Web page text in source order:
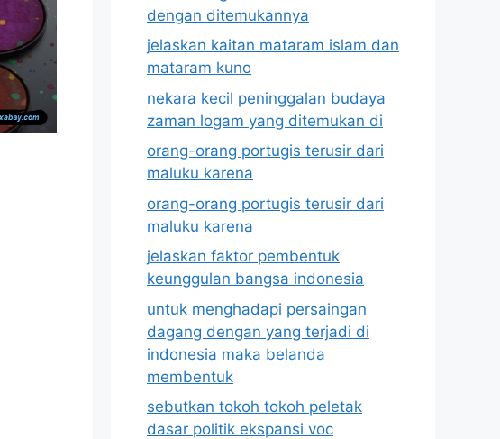
dengan ditemukannya
jelaskan kaitan mataram islam dan
mataram kuno
nekara kecil peninggalan budaya
zaman logam yang ditemukan di
orang-orang portugis terusir dari
maluku karena
orang-orang portugis terusir dari
maluku karena
jelaskan faktor pembentuk
keunggulan bangsa indonesia
untuk menghadapi persaingan
dagang dengan yang terjadi di
indonesia maka belanda
membentuk
sebutkan tokoh tokoh peletak
dasar politik ekspansi voc